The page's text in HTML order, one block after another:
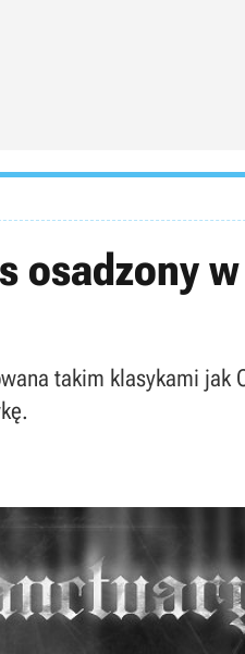
osadzony
takim klasykami jak